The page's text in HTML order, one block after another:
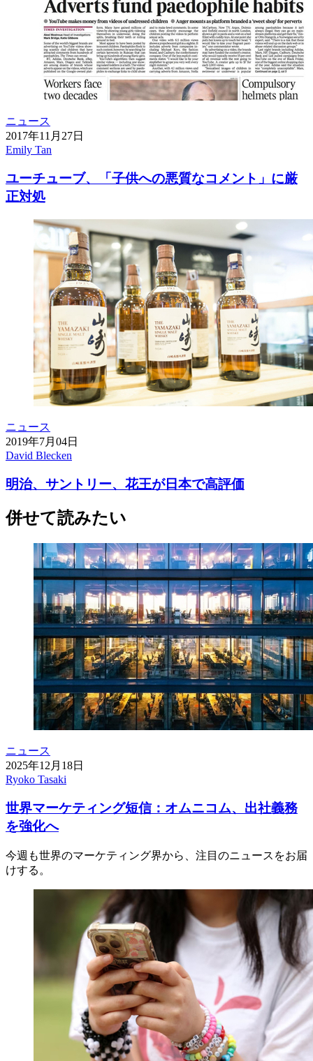
ニュース
2017年11月27日
Emily Tan
ユーチューブ、「子供への悪質なコメント」に厳
正対処
ニュース
2019年7月04日
David Blecken
明治、サントリー、花王が日本で高評価
併せて読みたい
ニュース
2025年12月18日
Ryoko Tasaki
世界マーケティング短信：オムニコム、出社義務
を強化へ
今週も世界のマーケティング界から、注目のニュースをお届
けする。